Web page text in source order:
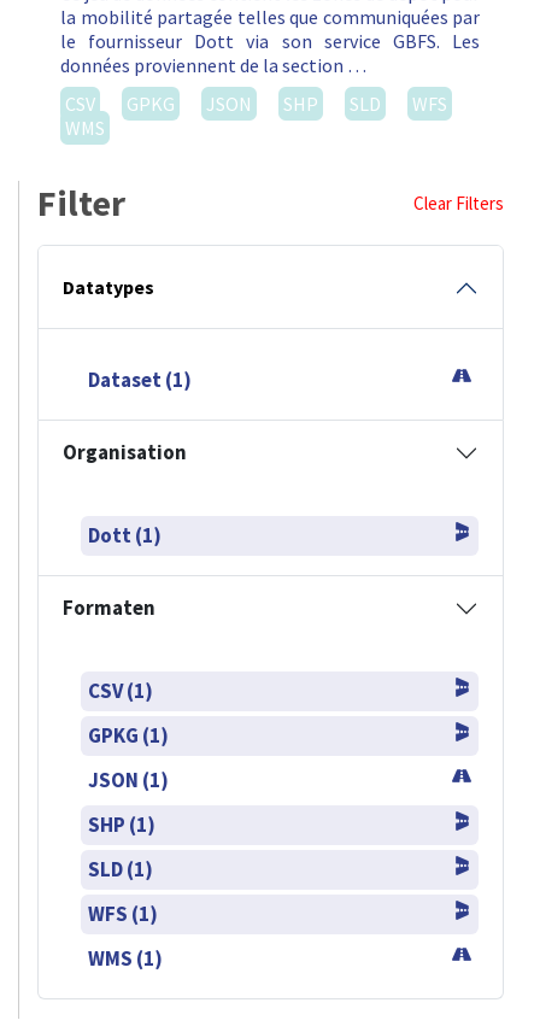
la mobilité partagée telles que communiquées par
le fournisseur Dott via son service GBFS. Les
données proviennent de la section …
CSV
GPKG JSON SHP SLD
WFS
WMS
Filter Clear Filters
Datatypes
Dataset (1)
Organisation
Dott (1)
Formaten
CSV (1)
GPKG (1)
JSON (1)
SHP (1)
SLD (1)
WFS (1)
WMS (1)